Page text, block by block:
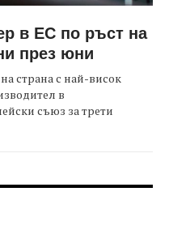
в ЕС по ръст на
през юни
страна с най-висок
в
съюз за трети